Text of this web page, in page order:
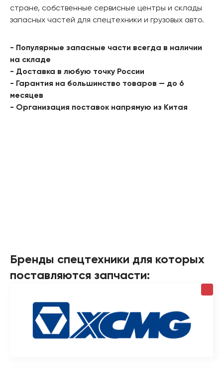
стране, собственные сервисные центры и склады
запасных частей для спецтехники и грузовых авто.
- Популярные запасные части всегда в наличии
на складе
- Доставка в любую точку России
- Гарантия на большинство товаров — до 6
месяцев
- Организация поставок напрямую из Китая
Бренды спецтехники для которых
поставляются запчасти: